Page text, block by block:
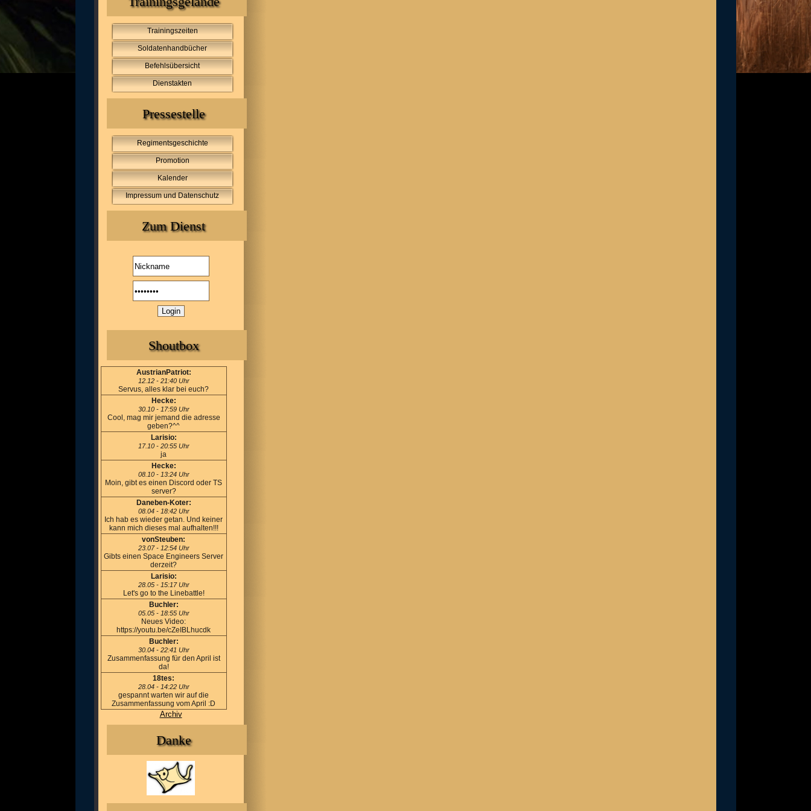
Trainingszeiten
Soldatenhandbücher
Befehlsübersicht
Dienstakten
Pressestelle
Regimentsgeschichte
Promotion
Kalender
Impressum und Datenschutz
Zum Dienst
Shoutbox
AustrianPatriot:
12.12 - 21:40 Uhr
Servus, alles klar bei euch?
Hecke:
30.10 - 17:59 Uhr
Cool, mag mir jemand die adresse
geben?^^
Larisio:
17.10 - 20:55 Uhr
ja
Hecke:
08.10 - 13:24 Uhr
Moin, gibt es einen Discord oder TS
server?
Daneben-Koter:
08.04 - 18:42 Uhr
Ich hab es wieder getan. Und keiner
kann mich dieses mal aufhalten!!!
vonSteuben:
23.07 - 12:54 Uhr
Gibts einen Space Engineers Server
derzeit?
Larisio:
28.05 - 15:17 Uhr
Let's go to the Linebattle!
Buchler:
05.05 - 18:55 Uhr
Neues Video:
https://youtu.be/cZeIBLhucdk
Buchler:
30.04 - 22:41 Uhr
Zusammenfassung für den April ist
da!
18tes:
28.04 - 14:22 Uhr
gespannt warten wir auf die
Zusammenfassung vom April :D
Archiv
Danke